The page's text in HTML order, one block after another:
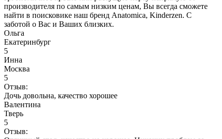
производителя по самым низким ценам, Вы всегда сможете
найти в поисковике наш бренд Anatomica, Kinderzen. С
заботой о Вас и Ваших близких.
Ольга
Екатеринбург
5
Инна
Москва
5
Отзыв:
Дочь довольна, качество хорошее
Валентина
Тверь
5
Отзыв: